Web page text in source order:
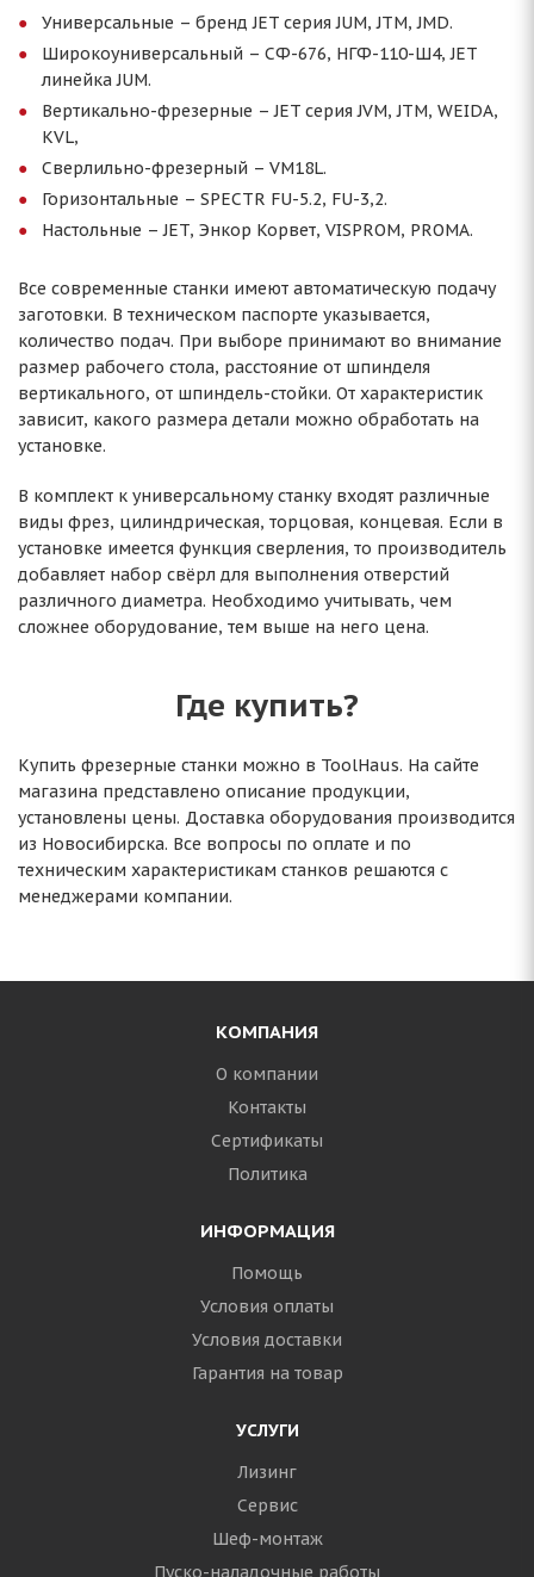
Универсальные – бренд JET серия JUM, JTM, JMD.
Широкоуниверсальный – СФ-676, НГФ-110-Ш4, JET
линейка JUM.
Вертикально-фрезерные – JET серия JVM, JTM, WEIDA,
KVL,
Сверлильно-фрезерный – VM18L.
Горизонтальные – SPECTR FU-5.2, FU-3,2.
Настольные – JET, Энкор Корвет, VISPROM, PROMA.
Все современные станки имеют автоматическую подачу
заготовки. В техническом паспорте указывается,
количество подач. При выборе принимают во внимание
размер рабочего стола, расстояние от шпинделя
вертикального, от шпиндель-стойки. От характеристик
зависит, какого размера детали можно обработать на
установке.
В комплект к универсальному станку входят различные
виды фрез, цилиндрическая, торцовая, концевая. Если в
установке имеется функция сверления, то производитель
добавляет набор свёрл для выполнения отверстий
различного диаметра. Необходимо учитывать, чем
сложнее оборудование, тем выше на него цена.
Где купить?
Купить фрезерные станки можно в ToolHaus. На сайте
магазина представлено описание продукции,
установлены цены. Доставка оборудования производится
из Новосибирска. Все вопросы по оплате и по
техническим характеристикам станков решаются с
менеджерами компании.
КОМПАНИЯ
О компании
Контакты
Сертификаты
Политика
ИНФОРМАЦИЯ
Помощь
Условия оплаты
Условия доставки
Гарантия на товар
УСЛУГИ
Лизинг
Сервис
Шеф-монтаж
Пуско-наладочные работы